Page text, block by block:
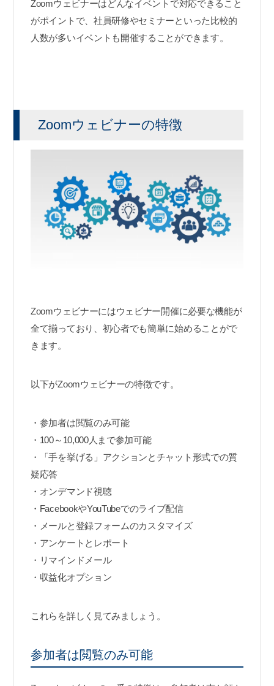
Zoomウェビナーはどんなイベントで対応できること
がポイントで、社員研修やセミナーといった比較的
人数が多いイベントも開催することができます。
Zoomウェビナーの特徴
Zoomウェビナーにはウェビナー開催に必要な機能が
全て揃っており、初心者でも簡単に始めることがで
きます。
以下がZoomウェビナーの特徴です。
・参加者は閲覧のみ可能
・100～10,000人まで参加可能
・「手を挙げる」アクションとチャット形式での質
疑応答
・オンデマンド視聴
・FacebookやYouTubeでのライブ配信
・メールと登録フォームのカスタマイズ
・アンケートとレポート
・リマインドメール
・収益化オプション
これらを詳しく見てみましょう。
参加者は閲覧のみ可能